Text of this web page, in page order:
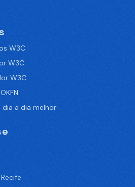
W3C
W3C
W3C
a dia melhor